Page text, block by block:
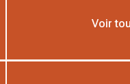
Voir